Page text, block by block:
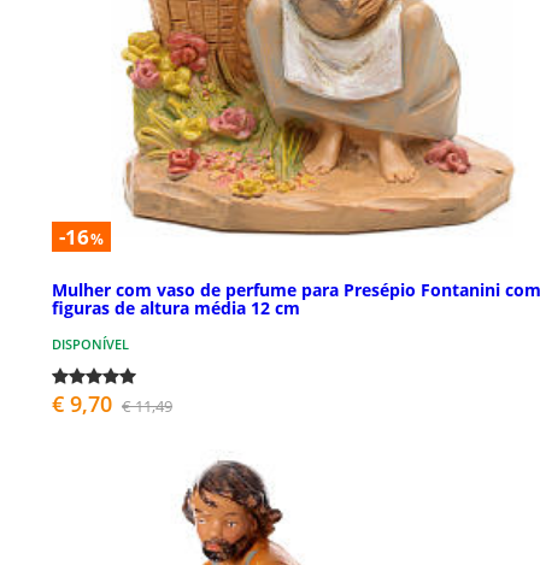
-16%
Mulher com vaso de perfume para Presépio Fontanini com
figuras de altura média 12 cm
DISPONÍVEL
€ 9,70 € 11,49